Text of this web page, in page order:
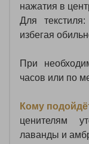
нажатия в
Для
избегая
При
часов или по
Кому
ценителям
лаванды и